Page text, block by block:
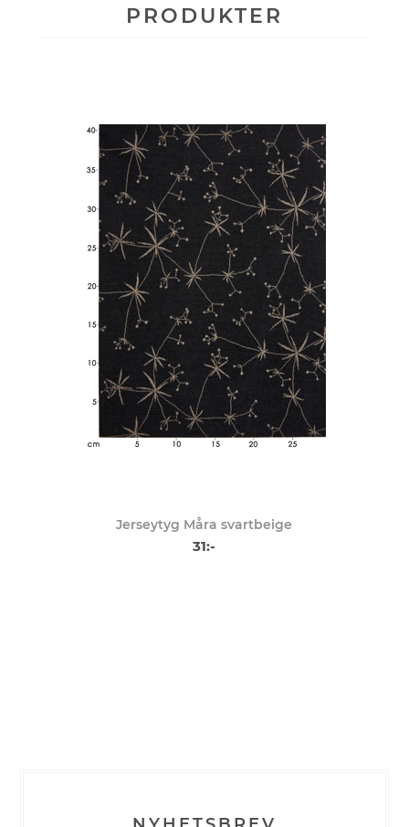
PRODUKTER
Jerseytyg Måra svartbeige
31:-